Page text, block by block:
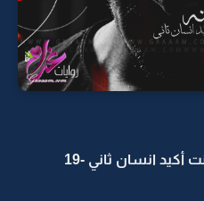
انسان ثاني -19